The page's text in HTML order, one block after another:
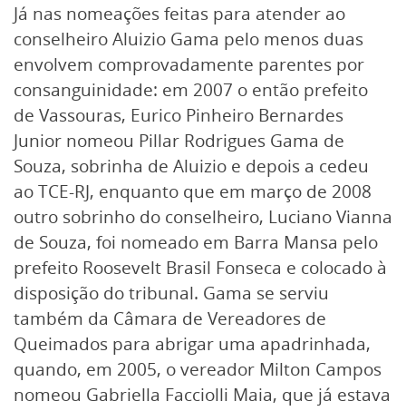
Já nas nomeações feitas para atender ao
conselheiro Aluizio Gama pelo menos duas
envolvem comprovadamente parentes por
consanguinidade: em 2007 o então prefeito
de Vassouras, Eurico Pinheiro Bernardes
Junior nomeou Pillar Rodrigues Gama de
Souza, sobrinha de Aluizio e depois a cedeu
ao TCE-RJ, enquanto que em março de 2008
outro sobrinho do conselheiro, Luciano Vianna
de Souza, foi nomeado em Barra Mansa pelo
prefeito Roosevelt Brasil Fonseca e colocado à
disposição do tribunal. Gama se serviu
também da Câmara de Vereadores de
Queimados para abrigar uma apadrinhada,
quando, em 2005, o vereador Milton Campos
nomeou Gabriella Facciolli Maia, que já estava